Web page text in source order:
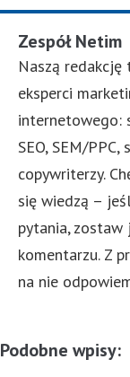
Zespół Netim
Naszą redakcję
eksperci
internetowego:
SEO, SEM/
copywriterzy.
się wiedzą –
pytania, zostaw
komentarzu. Z
na nie
Podobne wpisy: